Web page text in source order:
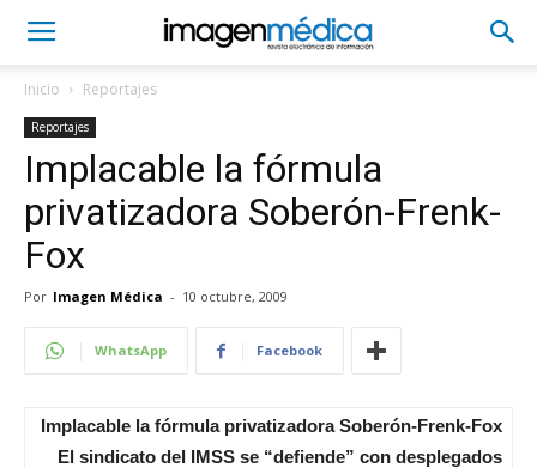
Inicio Reportajes
Reportajes
Implacable la fórmula
privatizadora Soberón-Frenk-
Fox
Por Imagen Médica - 10 octubre, 2009
WhatsApp Facebook
Implacable la fórmula privatizadora Soberón-Frenk-Fox
El sindicato del IMSS se “defiende” con desplegados